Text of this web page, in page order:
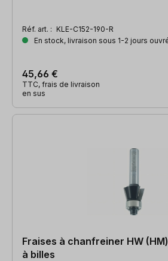
Réf. art. : KLE-C152-190-R
En stock, livraison sous 1-2 jours
45,66 €
TTC, frais de livraison
en sus
Fraises à chanfreiner HW
à billes